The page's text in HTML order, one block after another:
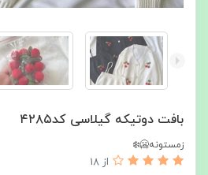
بافت دوتیکه گیلاسی کد۴۲۸۵
زمستونه🥶❄️
از 18